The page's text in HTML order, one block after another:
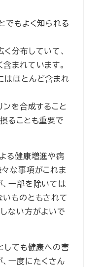
でもよく知られる
分布していて、
まれています。
はほとんど含まれ
ンを合成すること
ることも重要で
る健康増進や病
な事項がこれま
一部を除いては
ものともされて
ない方がよいで
しても健康への害
一度にたくさん